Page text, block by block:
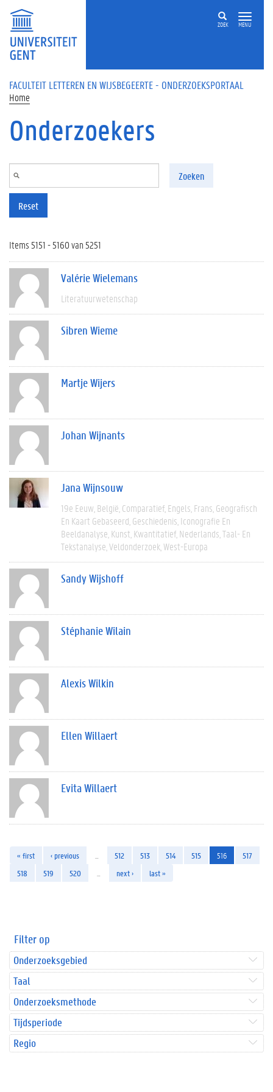
Overslaan en naar de inhoud gaan
ZOEK MENU
FACULTEIT LETTEREN EN WIJSBEGEERTE - ONDERZOEKSPORTAAL
Home
Onderzoekers
Zoeken
Reset
Items 5151 - 5160 van 5251
Valérie Wielemans
Literatuurwetenschap
Sibren Wieme
Martje Wijers
Johan Wijnants
Jana Wijnsouw
19e Eeuw België Comparatief Engels Frans Geografisch
En Kaart Gebaseerd Geschiedenis Iconografie En
Beeldanalyse Kunst Kwantitatief Nederlands Taal- En
Tekstanalyse Veldonderzoek West-Europa
Sandy Wijshoff
Stéphanie Wilain
Alexis Wilkin
Ellen Willaert
Evita Willaert
« first ‹ previous 512 513 514 515 516
517
518
519 520 next › last »
Filter op
Onderzoeksgebied
Taal
Onderzoeksmethode
Tijdsperiode
Regio